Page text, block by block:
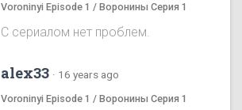
Voroninyi Episode 1 / Воронины Серия 1
С сериалом нет проблем.
alex33 · 16 years ago
Voroninyi Episode 1 / Воронины Серия 1